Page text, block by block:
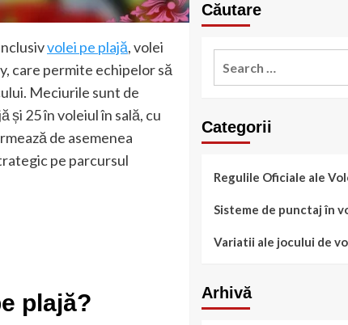
volei pe plajă, volei
care permite echipelor să
Meciurile sunt de
și 25 în voleiul în sală, cu
de asemenea
pe parcursul
plajă?
Căutare
Categorii
Regulile Oficiale ale
Sisteme de punctaj în
Variatii ale jocului de
Arhivă